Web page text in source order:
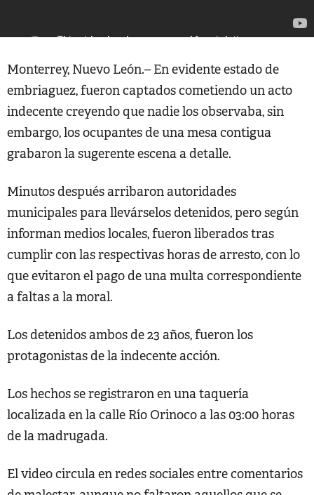
Monterrey, Nuevo León.– En evidente estado de
embriaguez, fueron captados cometiendo un acto
indecente creyendo que nadie los observaba, sin
embargo, los ocupantes de una mesa contigua
grabaron la sugerente escena a detalle.
Minutos después arribaron autoridades
municipales para llevárselos detenidos, pero según
informan medios locales, fueron liberados tras
cumplir con las respectivas horas de arresto, con lo
que evitaron el pago de una multa correspondiente
a faltas a la moral.
Los detenidos ambos de 23 años, fueron los
protagonistas de la indecente acción.
Los hechos se registraron en una taquería
localizada en la calle Río Orinoco a las 03:00 horas
de la madrugada.
El video circula en redes sociales entre comentarios